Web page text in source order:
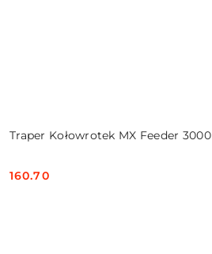
Traper Kołowrotek MX Feeder 3000
Cena:
160.70